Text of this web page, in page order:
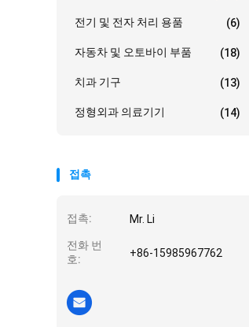
전기 및 전자 처리 용품 (6)
자동차 및 오토바이 부품 (18)
치과 기구 (13)
정형외과 의료기기 (14)
접촉
접촉: Mr. Li
전화 번
호:
+86-15985967762